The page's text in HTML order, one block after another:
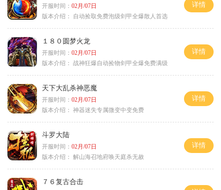
开服时间： 02月/07日
版本介绍：
自动捡取免费泡级剑甲全爆散人首选
详情
１８０圆梦火龙
开服时间： 02月/07日
版本介绍： 战神狂爆自动捡物剑甲全爆免费满级
详情
天下大乱杀神恶魔
开服时间： 02月/07日
版本介绍： 神器迷失专属微变中变免费
详情
斗罗大陆
开服时间： 02月/07日
版本介绍： 解山海召地府唤天庭杀无赦
详情
７６复古合击